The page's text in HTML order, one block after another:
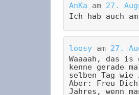
AnKa am 27.
Ich hab auch
loosy am 27.
Waaaah, das
kenne gerade
selben Tag
Aber: Freu
Jahres, wenn